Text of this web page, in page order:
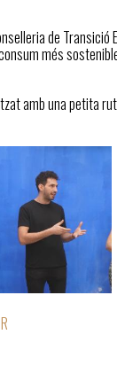
de
més
amb una petita